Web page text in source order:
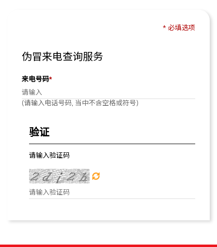
* 必填选项
伪冒来电查询服务
来电号码*
(请输入电话号码, 当中不含空格或符号)
验证
请输入验证码